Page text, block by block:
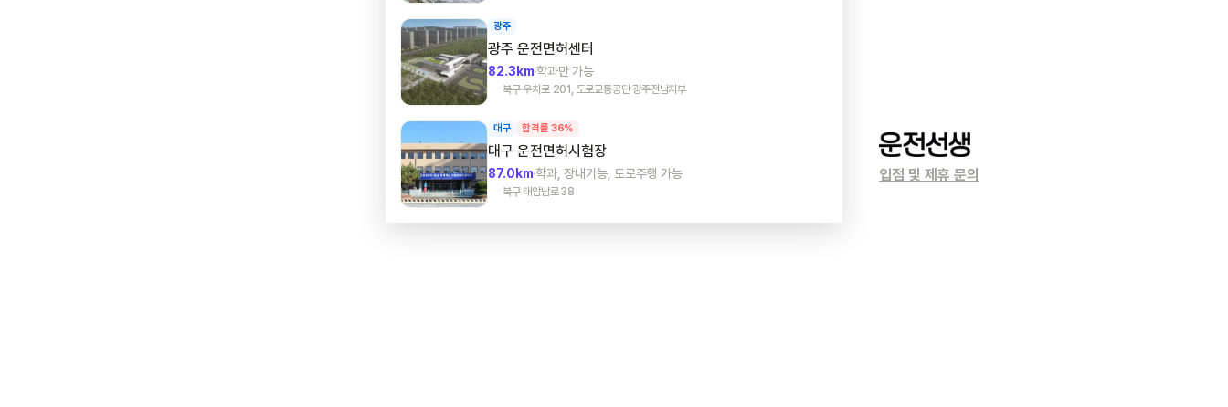
광주
광주 운전면허센터
82.3km학과만 가능
북구 우치로 201, 도로교통공단 광주전남지부
대구 합격률 36%
대구 운전면허시험장
87.0km학과, 장내기능, 도로주행 가능
북구 태암남로 38
입점 및 제휴 문의